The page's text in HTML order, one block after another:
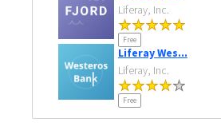
Liferay, Inc.
Free
Liferay Wes...
Liferay, Inc.
Free